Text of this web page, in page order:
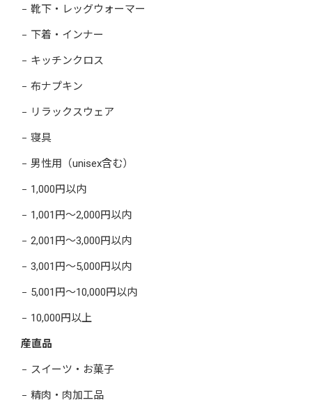
靴下・レッグウォーマー
下着・インナー
キッチンクロス
布ナプキン
リラックスウェア
寝具
男性用（unisex含む）
1,000円以内
1,001円～2,000円以内
2,001円～3,000円以内
3,001円～5,000円以内
5,001円～10,000円以内
10,000円以上
産直品
スイーツ・お菓子
精肉・肉加工品